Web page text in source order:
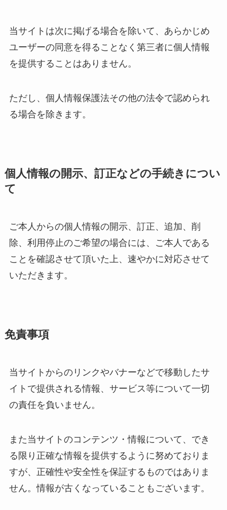
当サイトは次に掲げる場合を除いて、あらかじめ
ユーザーの同意を得ることなく第三者に個人情報
を提供することはありません。
ただし、個人情報保護法その他の法令で認められ
る場合を除きます。
個人情報の開示、訂正などの手続きについ
て
ご本人からの個人情報の開示、訂正、追加、削
除、利用停止のご希望の場合には、ご本人である
ことを確認させて頂いた上、速やかに対応させて
いただきます。
免責事項
当サイトからのリンクやバナーなどで移動したサ
イトで提供される情報、サービス等について一切
の責任を負いません。
また当サイトのコンテンツ・情報について、でき
る限り正確な情報を提供するように努めておりま
すが、正確性や安全性を保証するものではありま
せん。情報が古くなっていることもございます。